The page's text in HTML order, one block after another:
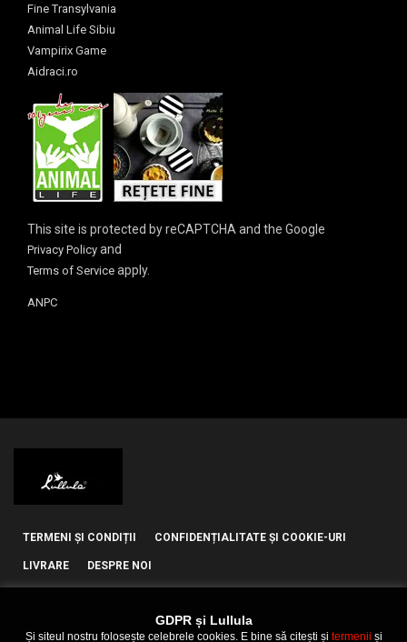
Fine Transylvania
Animal Life Sibiu
Vampirix Game
Aidraci.ro
This site is protected by reCAPTCHA and the Google
Privacy Policy and
Terms of Service apply.
ANPC
TERMENI ȘI CONDIȚII CONFIDENȚIALITATE ȘI COOKIE-URI
LIVRARE DESPRE NOI
GDPR și Lullula
Și siteul nostru folosește celebrele cookies. E bine să citești și termenii și